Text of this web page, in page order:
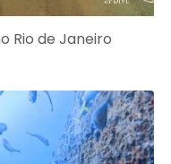
Rio de Janeiro